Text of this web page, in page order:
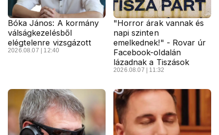
Bóka János: A kormány
válságkezelésből
elégtelenre vizsgázott
2026.08.07 | 12:40
"Horror árak vannak és
napi szinten
emelkednek!" - Rovar úr
Facebook-oldalán
lázadnak a Tiszások
2026.08.07 | 11:32